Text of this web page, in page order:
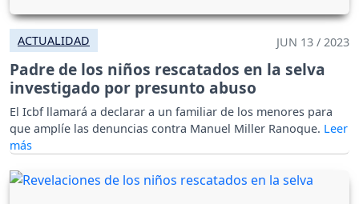
ACTUALIDAD JUN 13 / 2023
Padre de los niños rescatados en la selva
investigado por presunto abuso
El Icbf llamará a declarar a un familiar de los menores para
que amplíe las denuncias contra Manuel Miller Ranoque.